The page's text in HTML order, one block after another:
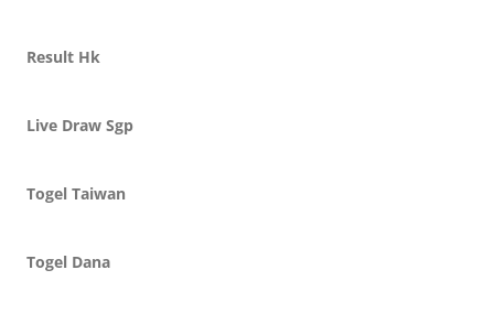
Result Hk
Live Draw Sgp
Togel Taiwan
Togel Dana